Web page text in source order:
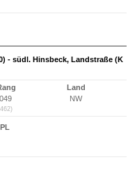
- südl. Hinsbeck, Landstraße (K
Land
NW